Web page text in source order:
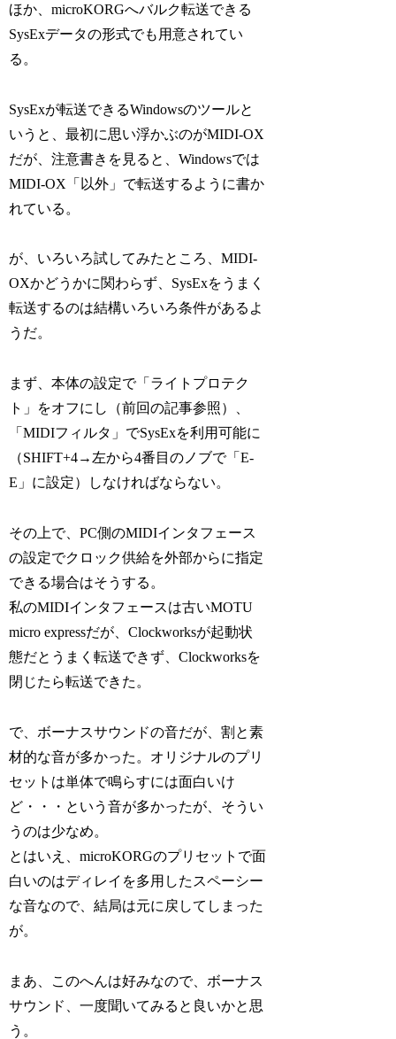
ほか、microKORGへバルク転送できる
SysExデータの形式でも用意されてい
る。
SysExが転送できるWindowsのツールと
いうと、最初に思い浮かぶのがMIDI-OX
だが、注意書きを見ると、Windowsでは
MIDI-OX「以外」で転送するように書か
れている。
が、いろいろ試してみたところ、MIDI-
OXかどうかに関わらず、SysExをうまく
転送するのは結構いろいろ条件があるよ
うだ。
まず、本体の設定で「ライトプロテク
ト」をオフにし（前回の記事参照）、
「MIDIフィルタ」でSysExを利用可能に
（SHIFT+4→左から4番目のノブで「E-
E」に設定）しなければならない。
その上で、PC側のMIDIインタフェース
の設定でクロック供給を外部からに指定
できる場合はそうする。
私のMIDIインタフェースは古いMOTU
micro expressだが、Clockworksが起動状
態だとうまく転送できず、Clockworksを
閉じたら転送できた。
で、ボーナスサウンドの音だが、割と素
材的な音が多かった。オリジナルのプリ
セットは単体で鳴らすには面白いけ
ど・・・という音が多かったが、そうい
うのは少なめ。
とはいえ、microKORGのプリセットで面
白いのはディレイを多用したスペーシー
な音なので、結局は元に戻してしまった
が。
まあ、このへんは好みなので、ボーナス
サウンド、一度聞いてみると良いかと思
う。